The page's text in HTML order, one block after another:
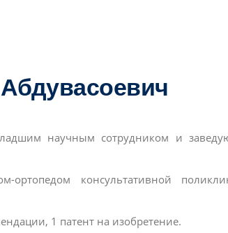
научным сотрудником и
ортопедом консультативной
1 патент на изобретение.